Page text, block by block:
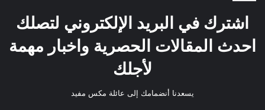
اشترك في البريد الإلكتروني لتصلك
احدث المقالات الحصرية واخبار مهمة
لأجلك
يسعدنا أنضمامك إلى عائلة مكس مفيد